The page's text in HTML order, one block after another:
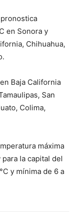
en Sonora y
Chihuahua,
Baja California
San
Colima,
máxima
para la capital del
y mínima de 6 a